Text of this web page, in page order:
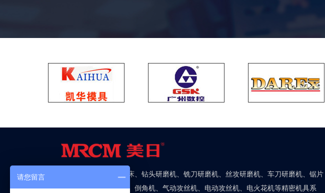
公司主要产品：数控工具磨床、钻头研磨机、铣刀研磨机、丝攻研磨机、车刀研磨机、锯片
磨齿机、磨刀机、工具磨床、倒角机、气动攻丝机、电动攻丝机、电火花机等精密机具系
请您留言